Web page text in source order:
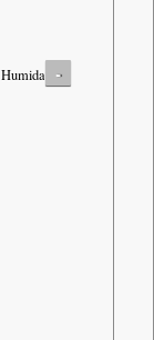
Humidade-